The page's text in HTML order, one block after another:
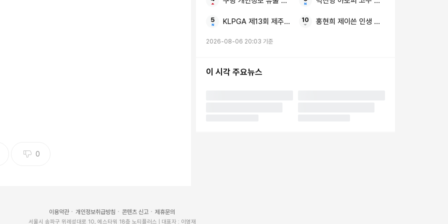
일본어 글을 남겼다.
0
KLPGA 제13회 제주삼다수 마스터스 폭염 대응
홍현희 제이쓴 인생 최저
2026-08-06 20:03 기준
이 시각 주요뉴스
이용약관 개인정보취급방침 콘텐츠 신고 제휴문의
서울시 송파구 위례성대로 10, 에스타워 18층 노티플러스 | 대표자 : 이영재